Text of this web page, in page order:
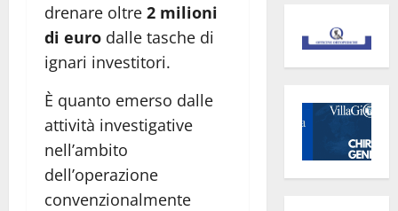
drenare oltre 2 milioni
di euro dalle tasche di
ignari investitori.
È quanto emerso dalle
attività investigative
nell’ambito
dell’operazione
convenzionalmente